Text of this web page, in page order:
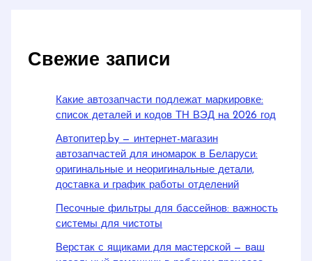
Свежие записи
Какие автозапчасти подлежат маркировке:
список деталей и кодов ТН ВЭД на 2026 год
Автопитер.by — интернет-магазин
автозапчастей для иномарок в Беларуси:
оригинальные и неоригинальные детали,
доставка и график работы отделений
Песочные фильтры для бассейнов: важность
системы для чистоты
Верстак с ящиками для мастерской — ваш